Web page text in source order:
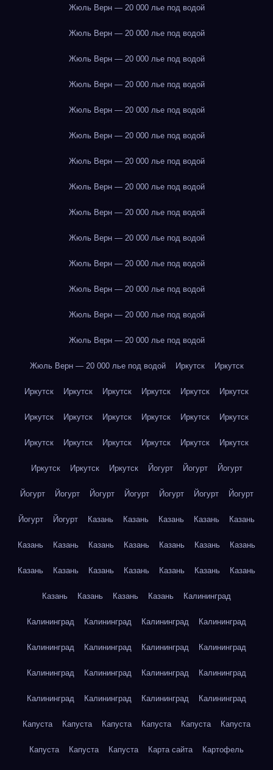
Жюль Верн — 20 000 лье под водой
Жюль Верн — 20 000 лье под водой
Жюль Верн — 20 000 лье под водой
Жюль Верн — 20 000 лье под водой
Жюль Верн — 20 000 лье под водой
Жюль Верн — 20 000 лье под водой
Жюль Верн — 20 000 лье под водой
Жюль Верн — 20 000 лье под водой
Жюль Верн — 20 000 лье под водой
Жюль Верн — 20 000 лье под водой
Жюль Верн — 20 000 лье под водой
Жюль Верн — 20 000 лье под водой
Жюль Верн — 20 000 лье под водой
Жюль Верн — 20 000 лье под водой
Жюль Верн — 20 000 лье под водой Иркутск Иркутск
Иркутск Иркутск Иркутск Иркутск Иркутск Иркутск
Иркутск Иркутск Иркутск Иркутск Иркутск Иркутск
Иркутск Иркутск Иркутск Иркутск Иркутск Иркутск
Иркутск Иркутск Иркутск Йогурт Йогурт Йогурт
Йогурт Йогурт Йогурт Йогурт Йогурт Йогурт Йогурт
Йогурт Йогурт Казань Казань Казань Казань Казань
Казань Казань Казань Казань Казань Казань Казань
Казань Казань Казань Казань Казань Казань Казань
Казань Казань Казань Казань Калининград
Калининград Калининград Калининград Калининград
Калининград Калининград Калининград Калининград
Калининград Калининград Калининград Калининград
Калининград Калининград Калининград Калининград
Капуста Капуста Капуста Капуста Капуста Капуста
Капуста Капуста Капуста Карта сайта Картофель